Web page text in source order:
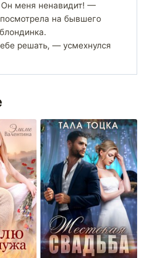
меня ненавидит! —
на бывшего
решать, — усмехнулся